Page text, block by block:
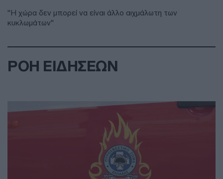
"Η χώρα δεν μπορεί να είναι άλλο αιχμάλωτη των
κυκλωμάτων"
ΡΟΗ ΕΙΔΗΣΕΩΝ